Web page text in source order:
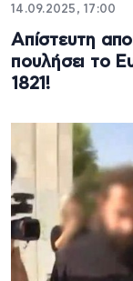
14.09.2025, 17:00
Απίστευτη
πουλήσει το
1821!